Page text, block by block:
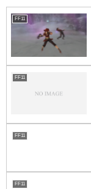
FF11
FF11
FF11
FF11